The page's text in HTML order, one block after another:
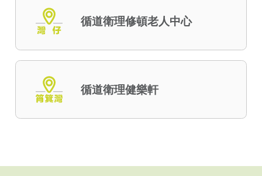
循道衛理修頓老人中心
循道衛理健樂軒